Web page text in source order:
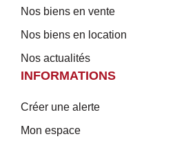
Nos biens en vente
Nos biens en location
Nos actualités
INFORMATIONS
Créer une alerte
Mon espace